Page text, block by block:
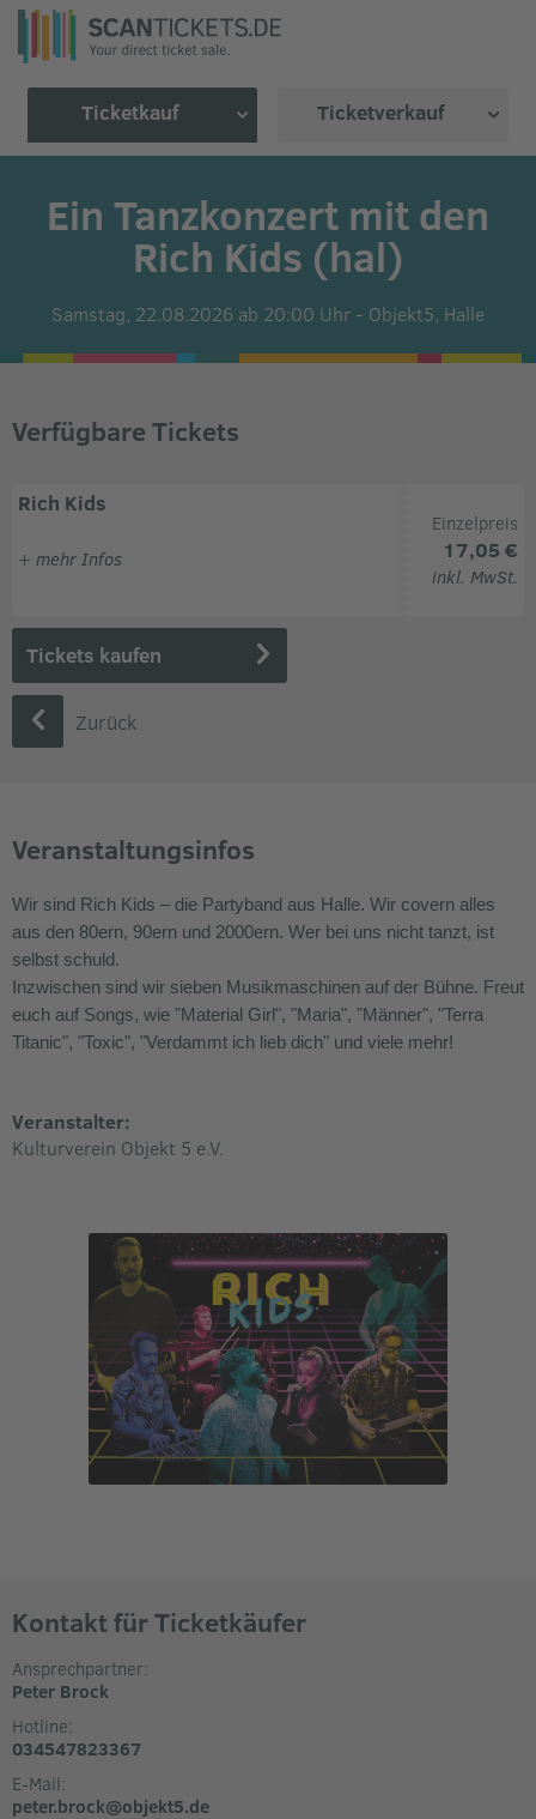
Ticketkauf Ticketverkauf
Ein Tanzkonzert mit den
Rich Kids (hal)
Samstag, 22.08.2026 ab 20:00 Uhr - Objekt5, Halle
Verfügbare Tickets
Rich Kids
+ mehr Infos
Einlass ab 19 Uhr * Beginn: 20 Uhr
Einzelpreis
17,05 €
inkl. MwSt.
Tickets kaufen
Zurück
Veranstaltungsinfos
Wir sind Rich Kids – die Partyband aus Halle. Wir covern alles
aus den 80ern, 90ern und 2000ern. Wer bei uns nicht tanzt, ist
selbst schuld.
Inzwischen sind wir sieben Musikmaschinen auf der Bühne. Freut
euch auf Songs, wie "Material Girl", "Maria", "Männer", "Terra
Titanic", "Toxic", "Verdammt ich lieb dich" und viele mehr!
Veranstalter:
Kulturverein Objekt 5 e.V.
Kontakt für Ticketkäufer
Ansprechpartner:
Peter Brock
Hotline:
034547823367
E-Mail:
peter.brock@objekt5.de